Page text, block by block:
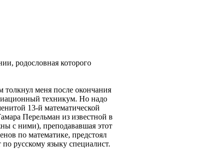
родословная которого
толкнул меня после окончания
техникум. Но надо
13-й математической
Перельман из известной в
с ними), преподававшая этот
по математике, предстоял
русскому языку специалист.